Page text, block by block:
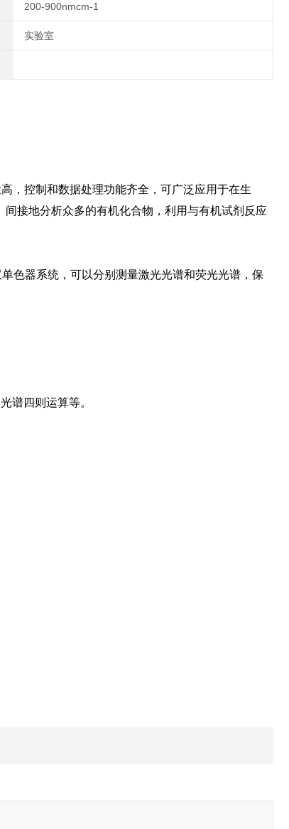
200-900nmcm-1
实验室
，控制和数据处理功能齐全，可广泛应用于在生
接地分析众多的有机化合物，利用与有机试剂反应
色器系统，可以分别测量激光光谱和荧光光谱，保
谱四则运算等。